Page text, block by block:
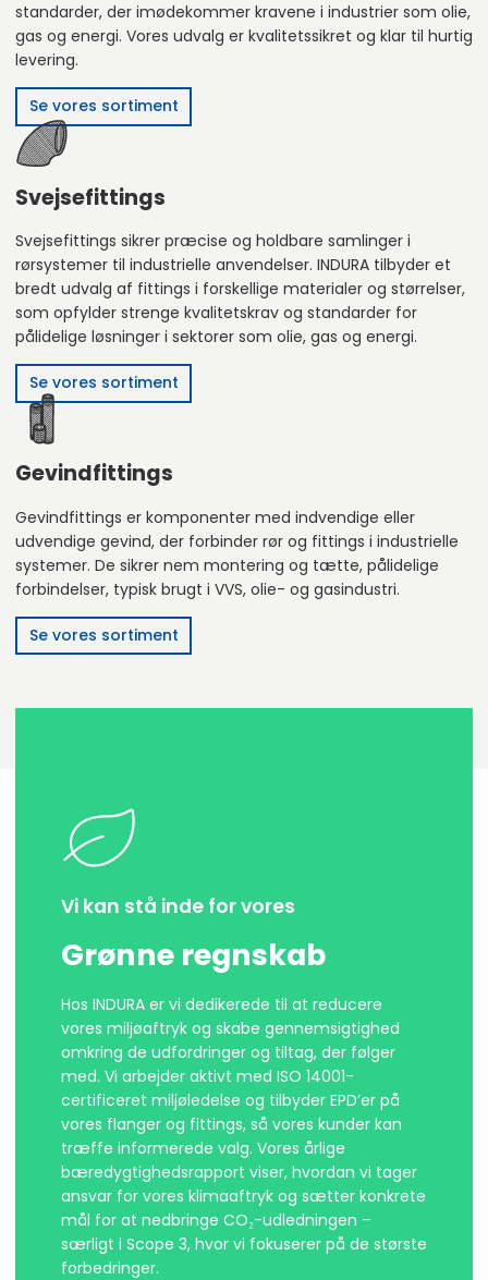
standarder, der imødekommer kravene i industrier som olie,
gas og energi. Vores udvalg er kvalitetssikret og klar til hurtig
levering.
Se vores sortiment
Svejsefittings
Svejsefittings sikrer præcise og holdbare samlinger i
rørsystemer til industrielle anvendelser. INDURA tilbyder et
bredt udvalg af fittings i forskellige materialer og størrelser,
som opfylder strenge kvalitetskrav og standarder for
pålidelige løsninger i sektorer som olie, gas og energi.
Se vores sortiment
Gevindfittings
Gevindfittings er komponenter med indvendige eller
udvendige gevind, der forbinder rør og fittings i industrielle
systemer. De sikrer nem montering og tætte, pålidelige
forbindelser, typisk brugt i VVS, olie- og gasindustri.
Se vores sortiment
Vi kan stå inde for vores
Grønne regnskab
Hos INDURA er vi dedikerede til at reducere
vores miljøaftryk og skabe gennemsigtighed
omkring de udfordringer og tiltag, der følger
med. Vi arbejder aktivt med ISO 14001-
certificeret miljøledelse og tilbyder EPD’er på
vores flanger og fittings, så vores kunder kan
træffe informerede valg. Vores årlige
bæredygtighedsrapport viser, hvordan vi tager
ansvar for vores klimaaftryk og sætter konkrete
mål for at nedbringe CO₂-udledningen –
særligt i Scope 3, hvor vi fokuserer på de største
forbedringer.